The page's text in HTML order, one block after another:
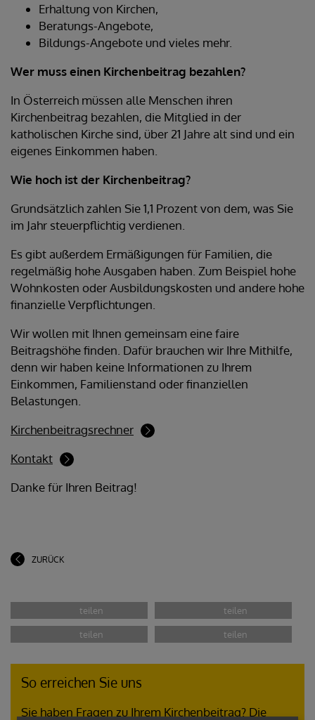
Erhaltung von Kirchen,
Beratungs-Angebote,
Bildungs-Angebote und vieles mehr.
Wer muss einen Kirchenbeitrag bezahlen?
In Österreich müssen alle Menschen ihren
Kirchenbeitrag bezahlen, die Mitglied in der
katholischen Kirche sind, über 21 Jahre alt sind und ein
eigenes Einkommen haben.
Wie hoch ist der Kirchenbeitrag?
Grundsätzlich zahlen Sie 1,1 Prozent von dem, was Sie
im Jahr steuerpflichtig verdienen.
Es gibt außerdem Ermäßigungen für Familien, die
regelmäßig hohe Ausgaben haben. Zum Beispiel hohe
Wohnkosten oder Ausbildungskosten und andere hohe
finanzielle Verpflichtungen.
Wir wollen mit Ihnen gemeinsam eine faire
Beitragshöhe finden. Dafür brauchen wir Ihre Mithilfe,
denn wir haben keine Informationen zu Ihrem
Einkommen, Familienstand oder finanziellen
Belastungen.
Kirchenbeitragsrechner
Kontakt
Danke für Ihren Beitrag!
ZURÜCK
So erreichen Sie uns
Sie haben Fragen zu Ihrem Kirchenbeitrag? Die